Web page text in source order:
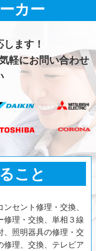
カー
ます！
軽にお問い合わせ
こと
セント修理・交換、
修理・交換、単相３線
、照明器具の修理・交
修理、交換、テレビア